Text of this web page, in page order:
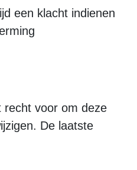
een klacht indienen
recht voor om deze
De laatste